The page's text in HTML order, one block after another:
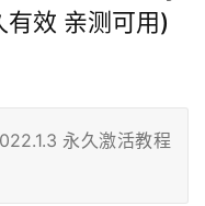
效 亲测可用)
永久激活教程